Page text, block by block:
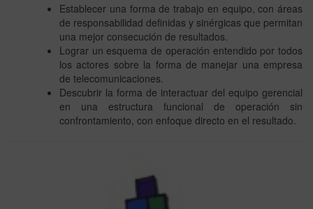
Establecer una forma de trabajo en equipo, con áreas
de responsabilidad definidas y sinérgicas que permitan
una mejor consecución de resultados.
Lograr un esquema de operación entendido por todos
los actores sobre la forma de manejar una empresa
de telecomunicaciones.
Descubrir la forma de interactuar del equipo gerencial
en una estructura funcional de operación sin
confrontamiento, con enfoque directo en el resultado.